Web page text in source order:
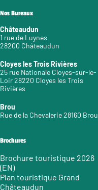
Nos Bureaux
Châteaudun
1 rue de Luynes
28200 Châteaudun
Cloyes les Trois Rivières
25 rue Nationale Cloyes-sur-le-
Loir 28220 Cloyes les Trois
Rivières
Brou
Rue de la Chevalerie 28160 Brou
Brochures
Brochure touristique 2026
(EN)
Plan touristique Grand
Châteaudun